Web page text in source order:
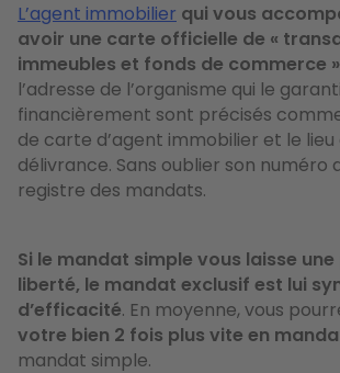
L’agent immobilier qui vous
avoir une carte officielle de «
immeubles et fonds de commerce »
l’adresse de l’organisme qui le
financièrement sont précisés
de carte d’agent immobilier et le lieu
délivrance. Sans oublier son numéro
registre des mandats.
Si le mandat simple vous laisse
liberté, le mandat exclusif est lui
d’efficacité. En moyenne, vous
votre bien 2 fois plus vite en
mandat simple.